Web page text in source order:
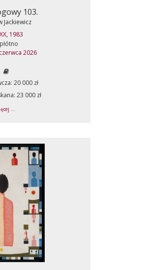
103.
Jackiewicz
1983
2026
20 000 zł
23 000 zł
...